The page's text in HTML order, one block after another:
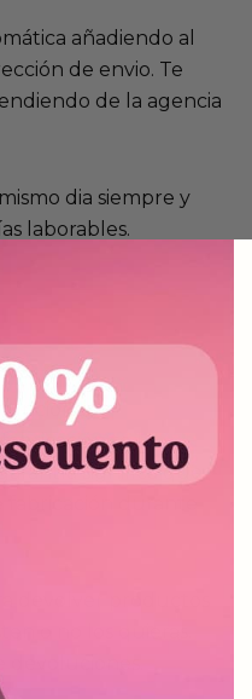
añadiendo al
de envio. Te
de la agencia
dia siempre y
laborables.
te lo
significa que
durante
devolver productos
o no los quieras.